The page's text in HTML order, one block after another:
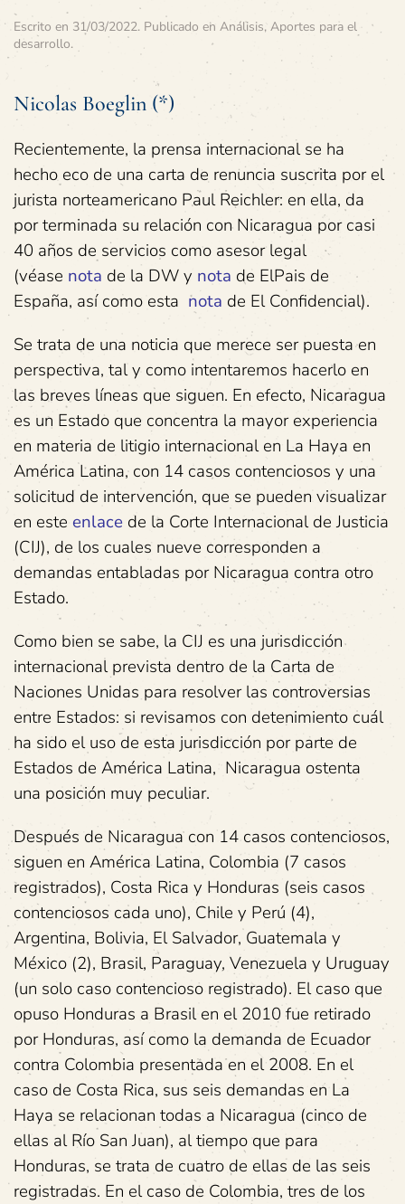
Escrito en 31/03/2022. Publicado en Análisis, Aportes para el
desarrollo.
Nicolas Boeglin (*)
Recientemente, la prensa internacional se ha
hecho eco de una carta de renuncia suscrita por el
jurista norteamericano Paul Reichler: en ella, da
por terminada su relación con Nicaragua por casi
40 años de servicios como asesor legal
(véase nota de la DW y nota de ElPais de
España, así como esta nota de El Confidencial).
Se trata de una noticia que merece ser puesta en
perspectiva, tal y como intentaremos hacerlo en
las breves líneas que siguen. En efecto, Nicaragua
es un Estado que concentra la mayor experiencia
en materia de litigio internacional en La Haya en
América Latina, con 14 casos contenciosos y una
solicitud de intervención, que se pueden visualizar
en este enlace de la Corte Internacional de Justicia
(CIJ), de los cuales nueve corresponden a
demandas entabladas por Nicaragua contra otro
Estado.
Como bien se sabe, la CIJ es una jurisdicción
internacional prevista dentro de la Carta de
Naciones Unidas para resolver las controversias
entre Estados: si revisamos con detenimiento cuál
ha sido el uso de esta jurisdicción por parte de
Estados de América Latina, Nicaragua ostenta
una posición muy peculiar.
Después de Nicaragua con 14 casos contenciosos,
siguen en América Latina, Colombia (7 casos
registrados), Costa Rica y Honduras (seis casos
contenciosos cada uno), Chile y Perú (4),
Argentina, Bolivia, El Salvador, Guatemala y
México (2), Brasil, Paraguay, Venezuela y Uruguay
(un solo caso contencioso registrado). El caso que
opuso Honduras a Brasil en el 2010 fue retirado
por Honduras, así como la demanda de Ecuador
contra Colombia presentada en el 2008. En el
caso de Costa Rica, sus seis demandas en La
Haya se relacionan todas a Nicaragua (cinco de
ellas al Río San Juan), al tiempo que para
Honduras, se trata de cuatro de ellas de las seis
registradas. En el caso de Colombia, tres de los